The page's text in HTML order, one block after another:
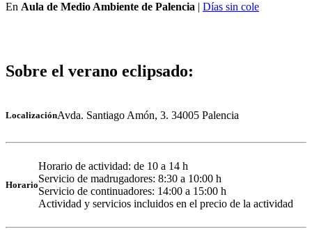
En Aula de Medio Ambiente de Palencia | Días sin cole
Sobre el verano eclipsado:
LocalizaciónAvda. Santiago Amón, 3. 34005 Palencia
Horario
Horario de actividad: de 10 a 14 h
Servicio de madrugadores: 8:30 a 10:00 h
Servicio de continuadores: 14:00 a 15:00 h
Actividad y servicios incluidos en el precio de la actividad